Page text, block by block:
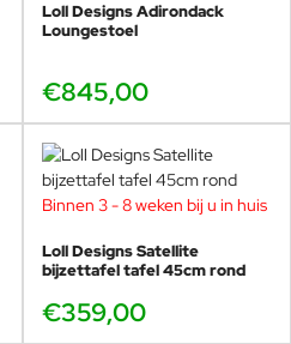
Loll Designs Adirondack
Loungestoel
€845,00
Binnen 3 - 8 weken bij u in huis
Loll Designs Satellite
bijzettafel tafel 45cm rond
€359,00